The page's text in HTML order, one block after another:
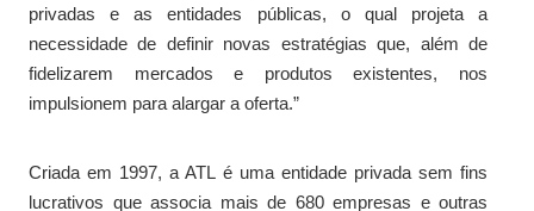
privadas e as entidades públicas, o qual projeta a
necessidade de definir novas estratégias que, além de
fidelizarem mercados e produtos existentes, nos
impulsionem para alargar a oferta.”
Criada em 1997, a ATL é uma entidade privada sem fins
lucrativos que associa mais de 680 empresas e outras